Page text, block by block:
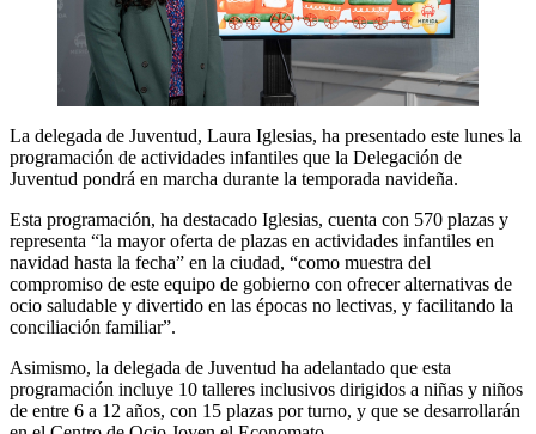
La delegada de Juventud, Laura Iglesias, ha presentado este lunes la
programación de actividades infantiles que la Delegación de
Juventud pondrá en marcha durante la temporada navideña.
Esta programación, ha destacado Iglesias, cuenta con 570 plazas y
representa “la mayor oferta de plazas en actividades infantiles en
navidad hasta la fecha” en la ciudad, “como muestra del
compromiso de este equipo de gobierno con ofrecer alternativas de
ocio saludable y divertido en las épocas no lectivas, y facilitando la
conciliación familiar”.
Asimismo, la delegada de Juventud ha adelantado que esta
programación incluye 10 talleres inclusivos dirigidos a niñas y niños
de entre 6 a 12 años, con 15 plazas por turno, y que se desarrollarán